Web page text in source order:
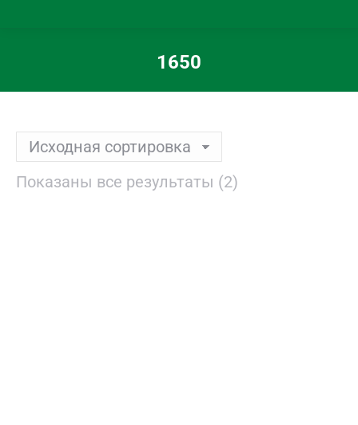
1650
Вы здесь:
Показаны все результаты (2)